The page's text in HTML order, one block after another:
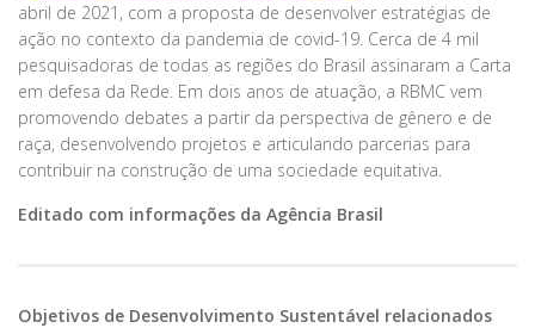
abril de 2021, com a proposta de desenvolver estratégias de
ação no contexto da pandemia de covid-19. Cerca de 4 mil
pesquisadoras de todas as regiões do Brasil assinaram a Carta
em defesa da Rede. Em dois anos de atuação, a RBMC vem
promovendo debates a partir da perspectiva de gênero e de
raça, desenvolvendo projetos e articulando parcerias para
contribuir na construção de uma sociedade equitativa.
Editado com informações da Agência Brasil
Objetivos de Desenvolvimento Sustentável relacionados